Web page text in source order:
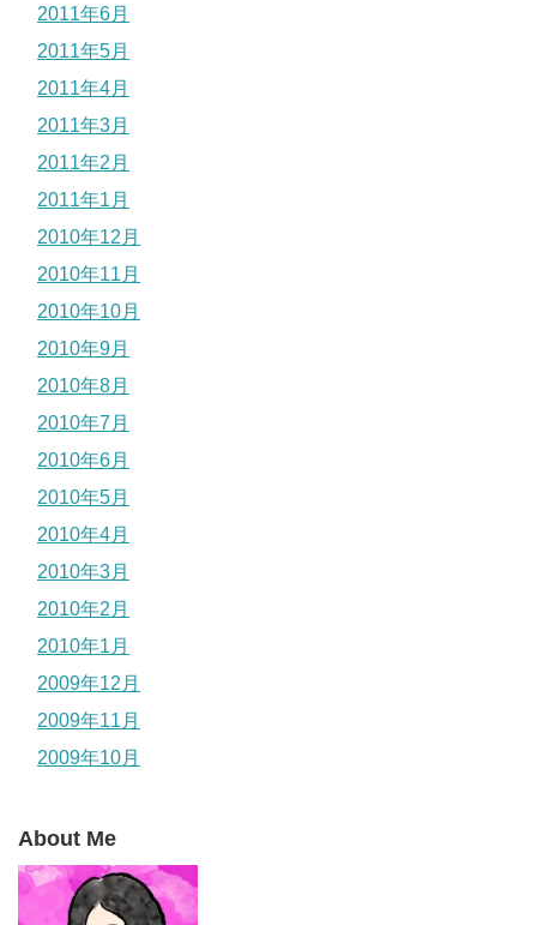
2011年6月
2011年5月
2011年4月
2011年3月
2011年2月
2011年1月
2010年12月
2010年11月
2010年10月
2010年9月
2010年8月
2010年7月
2010年6月
2010年5月
2010年4月
2010年3月
2010年2月
2010年1月
2009年12月
2009年11月
2009年10月
About Me